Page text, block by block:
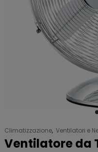
Climatizzazione, Ventilatori e
Ventilatore da